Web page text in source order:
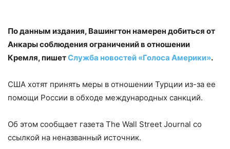
По данным издания, Вашингтон намерен добиться от
Анкары соблюдения ограничений в отношении
Кремля, пишетСлужба новостей «Голоса Америки».
США хотят принять меры в отношении Турции из-за ее
помощи России в обходе международных санкций.
Об этом сообщает газета The Wall Street Journal со
ссылкой на неназванный источник.